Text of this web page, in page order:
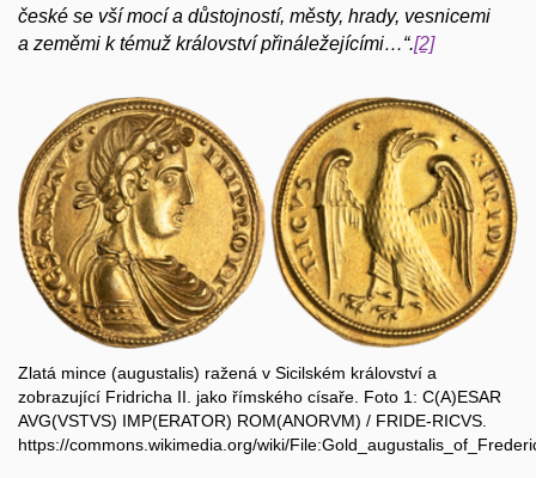
české se vší mocí a důstojností, městy, hrady, vesnicemi
a zeměmi k témuž království přináležejícími…“.[2]
Zlatá mince (augustalis) ražená v Sicilském království a
zobrazující Fridricha II. jako římského císaře. Foto 1: C(A)ESAR
AVG(VSTVS) IMP(ERATOR) ROM(ANORVM) / FRIDE-RICVS.
https://commons.wikimedia.org/wiki/